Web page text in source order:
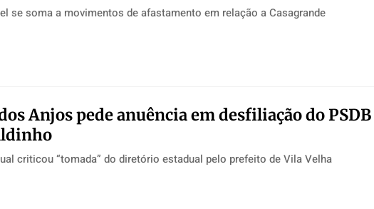
se soma a movimentos de afastamento em relação a Casagrande
Anjos pede anuência em desfiliação do PSDB
criticou “tomada” do diretório estadual pelo prefeito de Vila Velha